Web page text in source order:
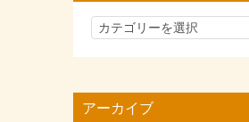
カ
リ
アーカイブ